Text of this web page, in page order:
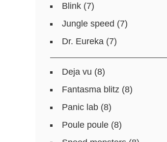
Blink (7)
Jungle speed (7)
Dr. Eureka (7)
Deja vu (8)
Fantasma blitz (8)
Panic lab (8)
Poule poule (8)